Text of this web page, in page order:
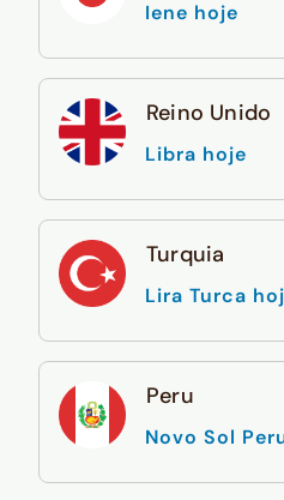
Iene hoje
Reino Unido
Libra hoje
Turquia
Lira Turca
Peru
Novo Sol